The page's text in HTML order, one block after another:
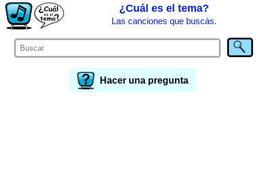
¿Cuál es el tema?
Las canciones que buscás.
Hacer una pregunta